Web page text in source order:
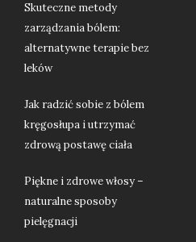
Skuteczne metody
zarządzania bólem:
alternatywne terapie bez
leków
Jak radzić sobie z bólem
kręgosłupa i utrzymać
zdrową postawę ciała
Piękne i zdrowe włosy –
naturalne sposoby
pielęgnacji